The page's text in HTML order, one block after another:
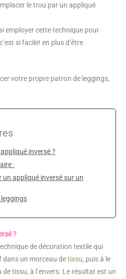
le trou par un appliqué
employer cette technique pour
si facile! en plus d’être
votre propre patron de leggings,
inversé ?
:
un appliqué inversé sur un
?
de décoration textile qui
dans un morceau detissu, puis à le
tissu, à l’envers. Le résultat est un